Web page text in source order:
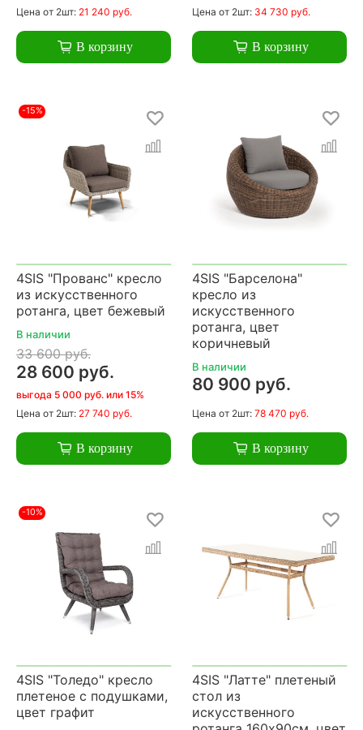
Цена от 2шт: 21 240 руб.
В корзину
Цена от 2шт: 34 730 руб.
В корзину
-15%
4SIS "Прованс" кресло
из искусственного
ротанга, цвет бежевый
В наличии
33 600 руб.
28 600 руб.
выгода 5 000 руб. или 15%
Цена от 2шт: 27 740 руб.
В корзину
4SIS "Барселона"
кресло из
искусственного
ротанга, цвет
коричневый
В наличии
80 900 руб.
Цена от 2шт: 78 470 руб.
В корзину
-10%
4SIS "Толедо" кресло
плетеное с подушками,
цвет графит
4SIS "Латте" плетеный
стол из
искусственного